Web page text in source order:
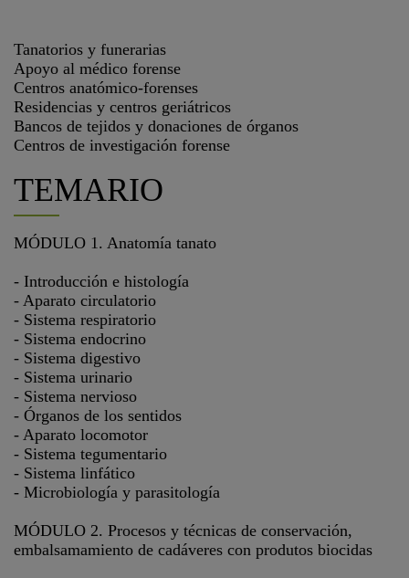
Tanatorios y funerarias
Apoyo al médico forense
Centros anatómico-forenses
Residencias y centros geriátricos
Bancos de tejidos y donaciones de órganos
Centros de investigación forense
TEMARIO
MÓDULO 1. Anatomía tanato
- Introducción e histología
- Aparato circulatorio
- Sistema respiratorio
- Sistema endocrino
- Sistema digestivo
- Sistema urinario
- Sistema nervioso
- Órganos de los sentidos
- Aparato locomotor
- Sistema tegumentario
- Sistema linfático
- Microbiología y parasitología
MÓDULO 2. Procesos y técnicas de conservación,
embalsamamiento de cadáveres con produtos biocidas